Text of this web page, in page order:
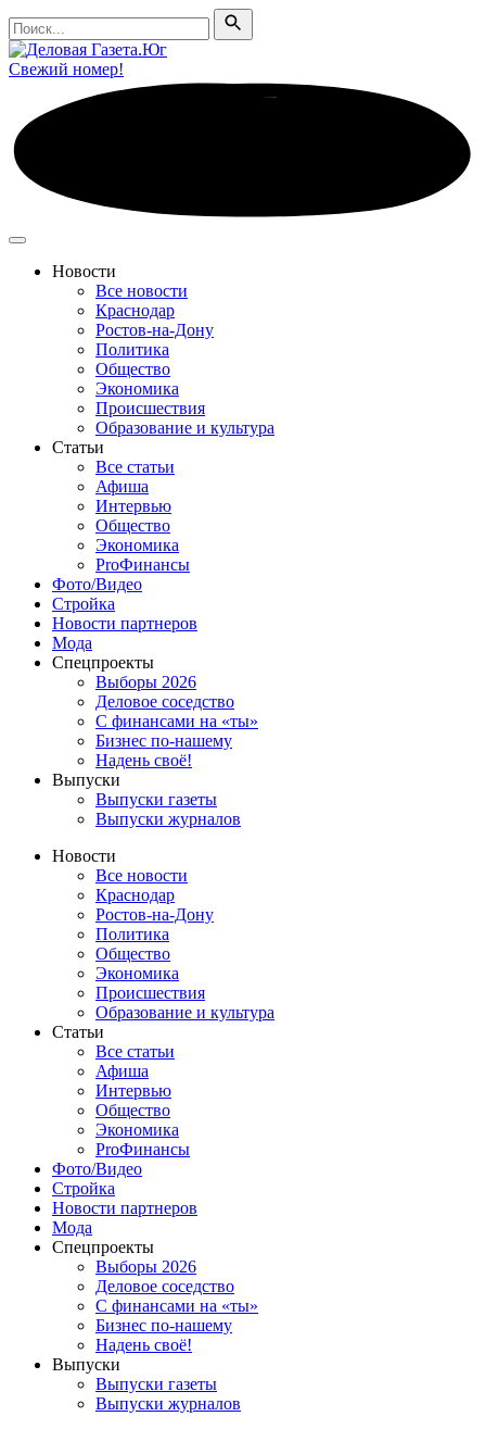
Поиск
Поиск
Свежий номер!
Новости
Все новости
Краснодар
Ростов-на-Дону
Политика
Общество
Экономика
Происшествия
Образование и культура
Статьи
Все статьи
Афиша
Интервью
Общество
Экономика
ProФинансы
Фото/Видео
Стройка
Новости партнеров
Мода
Спецпроекты
Выборы 2026
Деловое соседство
С финансами на «ты»
Бизнес по-нашему
Надень своё!
Выпуски
Выпуски газеты
Выпуски журналов
Новости
Все новости
Краснодар
Ростов-на-Дону
Политика
Общество
Экономика
Происшествия
Образование и культура
Статьи
Все статьи
Афиша
Интервью
Общество
Экономика
ProФинансы
Фото/Видео
Стройка
Новости партнеров
Мода
Спецпроекты
Выборы 2026
Деловое соседство
С финансами на «ты»
Бизнес по-нашему
Надень своё!
Выпуски
Выпуски газеты
Выпуски журналов